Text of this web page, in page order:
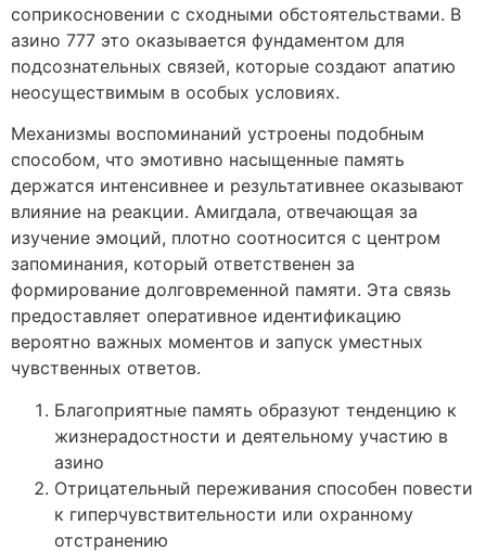
соприкосновении с сходными обстоятельствами. В
азино 777 это оказывается фундаментом для
подсознательных связей, которые создают апатию
неосуществимым в особых условиях.
Механизмы воспоминаний устроены подобным
способом, что эмотивно насыщенные память
держатся интенсивнее и результативнее оказывают
влияние на реакции. Амигдала, отвечающая за
изучение эмоций, плотно соотносится с центром
запоминания, который ответственен за
формирование долговременной памяти. Эта связь
предоставляет оперативное идентификацию
вероятно важных моментов и запуск уместных
чувственных ответов.
Благоприятные память образуют тенденцию к
жизнерадостности и деятельному участию в
азино
Отрицательный переживания способен повести
к гиперчувствительности или охранному
отстранению